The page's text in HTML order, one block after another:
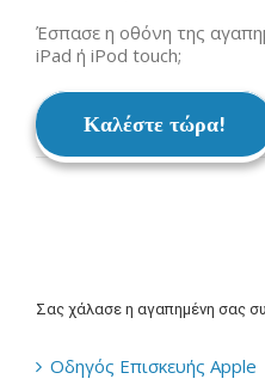
Έσπασε η οθόνη της
iPad ή iPod touch;
Καλέστε τώρα!
Σας χάλασε η αγαπημένη σας
Οδηγός Επισκευής Apple